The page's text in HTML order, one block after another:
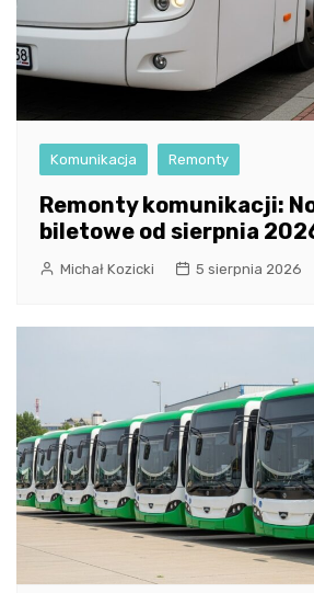
Komunikacja Remonty
Remonty komunikacji:
biletowe od sierpnia
Michał Kozicki 5 sierpnia 2026